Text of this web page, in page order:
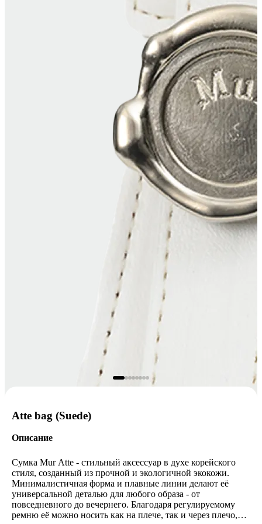
Atte bag (Suede)
Описание
Сумка Mur Atte - стильный аксессуар в духе корейского
стиля, созданный из прочной и экологичной экокожи.
Минималистичная форма и плавные линии делают её
универсальной деталью для любого образа - от
повседневного до вечернего. Благодаря регулируемому
ремню её можно носить как на плече, так и через плечо,